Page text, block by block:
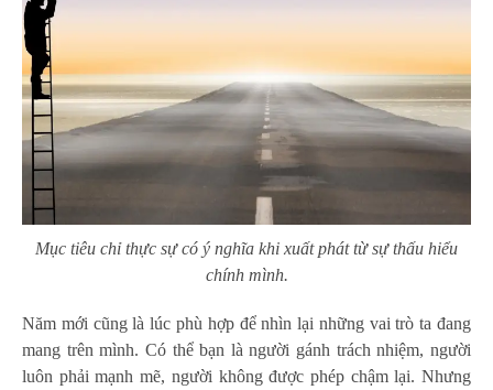
Mục tiêu chỉ thực sự có ý nghĩa khi xuất phát từ sự thấu hiểu
chính mình.
Năm mới cũng là lúc phù hợp để nhìn lại những vai trò ta đang
mang trên mình. Có thể bạn là người gánh trách nhiệm, người
luôn phải mạnh mẽ, người không được phép chậm lại. Nhưng